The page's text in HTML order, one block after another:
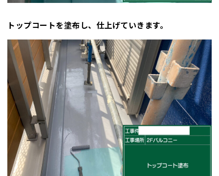
トップコートを塗布し、仕上げていきます。